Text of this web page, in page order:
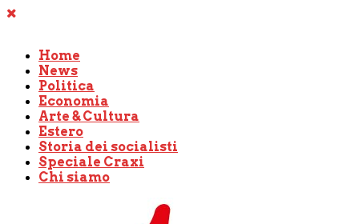
Home
News
Politica
Economia
Arte & Cultura
Estero
Storia dei socialisti
Speciale Craxi
Chi siamo